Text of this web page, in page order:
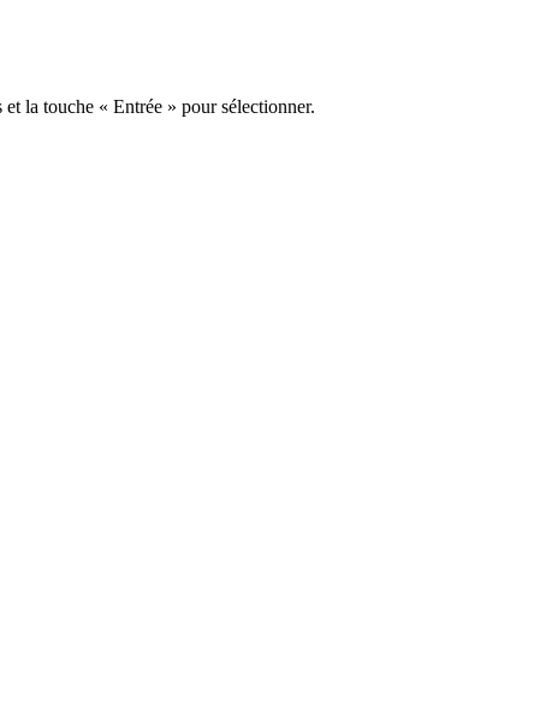
la touche « Entrée » pour sélectionner.